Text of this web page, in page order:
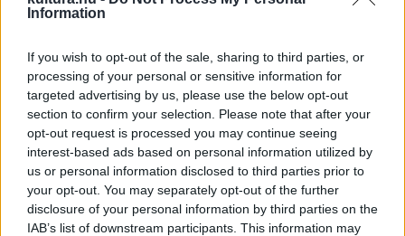
Information
If you wish to opt-out of the sale, sharing to third parties, or
processing of your personal or sensitive information for
targeted advertising by us, please use the below opt-out
section to confirm your selection. Please note that after your
opt-out request is processed you may continue seeing
interest-based ads based on personal information utilized by
us or personal information disclosed to third parties prior to
your opt-out. You may separately opt-out of the further
disclosure of your personal information by third parties on the
IAB’s list of downstream participants. This information may